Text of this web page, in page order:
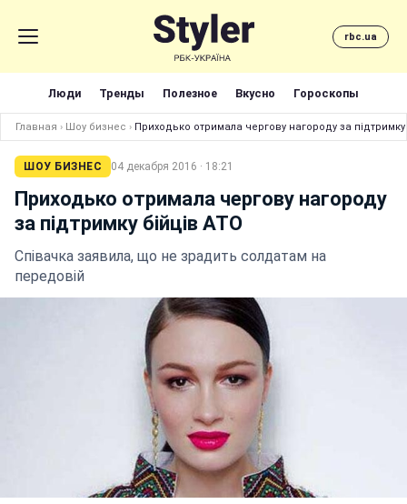
rbc.ua
Люди Тренды Полезное Вкусно Гороскопы
Главная › Шоу бизнес › Приходько отримала чергову нагороду за підтримку
ШОУ БИЗНЕС 04 декабря 2016 · 18:21
Приходько отримала чергову нагороду
за підтримку бійців АТО
Співачка заявила, що не зрадить солдатам на
передовій